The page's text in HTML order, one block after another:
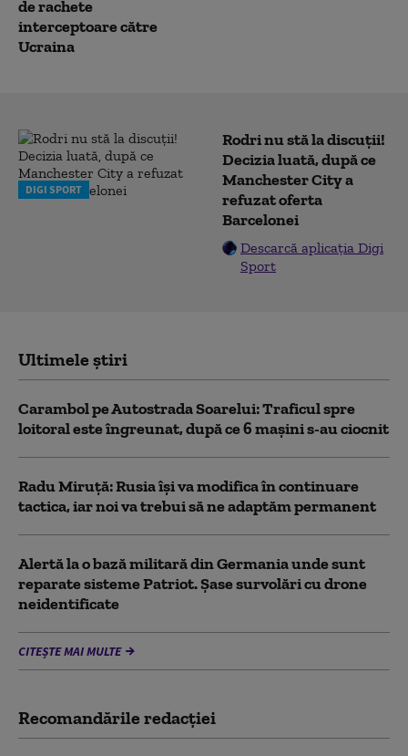
de rachete
interceptoare către
Ucraina
DIGI SPORT
Rodri nu stă la discuții!
Decizia luată, după ce
Manchester City a
refuzat oferta
Barcelonei
Descarcă aplicația Digi
Sport
Ultimele știri
Carambol pe Autostrada Soarelui: Traficul spre
loitoral este îngreunat, după ce 6 mașini s-au ciocnit
Radu Miruță: Rusia își va modifica în continuare
tactica, iar noi va trebui să ne adaptăm permanent
Alertă la o bază militară din Germania unde sunt
reparate sisteme Patriot. Șase survolări cu drone
neidentificate
CITEȘTE MAI MULTE
Recomandările redacţiei